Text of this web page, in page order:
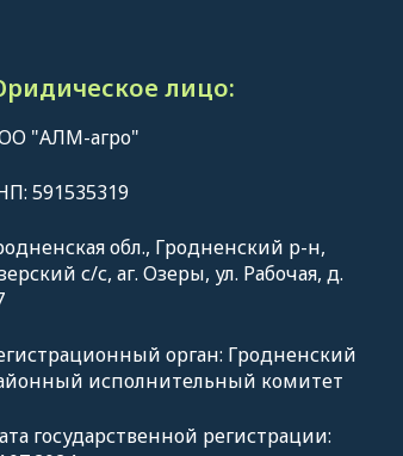
лицо:
"АЛМ-агро"
591535319
обл., Гродненский р-н,
с/с, аг. Озеры, ул. Рабочая, д.
орган: Гродненский
исполнительный комитет
государственной регистрации: